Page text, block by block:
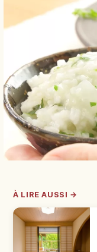
À LIRE AUSSI →